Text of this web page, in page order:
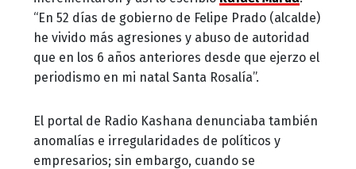
“En 52 días de gobierno de Felipe Prado (alcalde)
he vivido más agresiones y abuso de autoridad
que en los 6 años anteriores desde que ejerzo el
periodismo en mi natal Santa Rosalía”.
El portal de Radio Kashana denunciaba también
anomalías e irregularidades de políticos y
empresarios; sin embargo, cuando se